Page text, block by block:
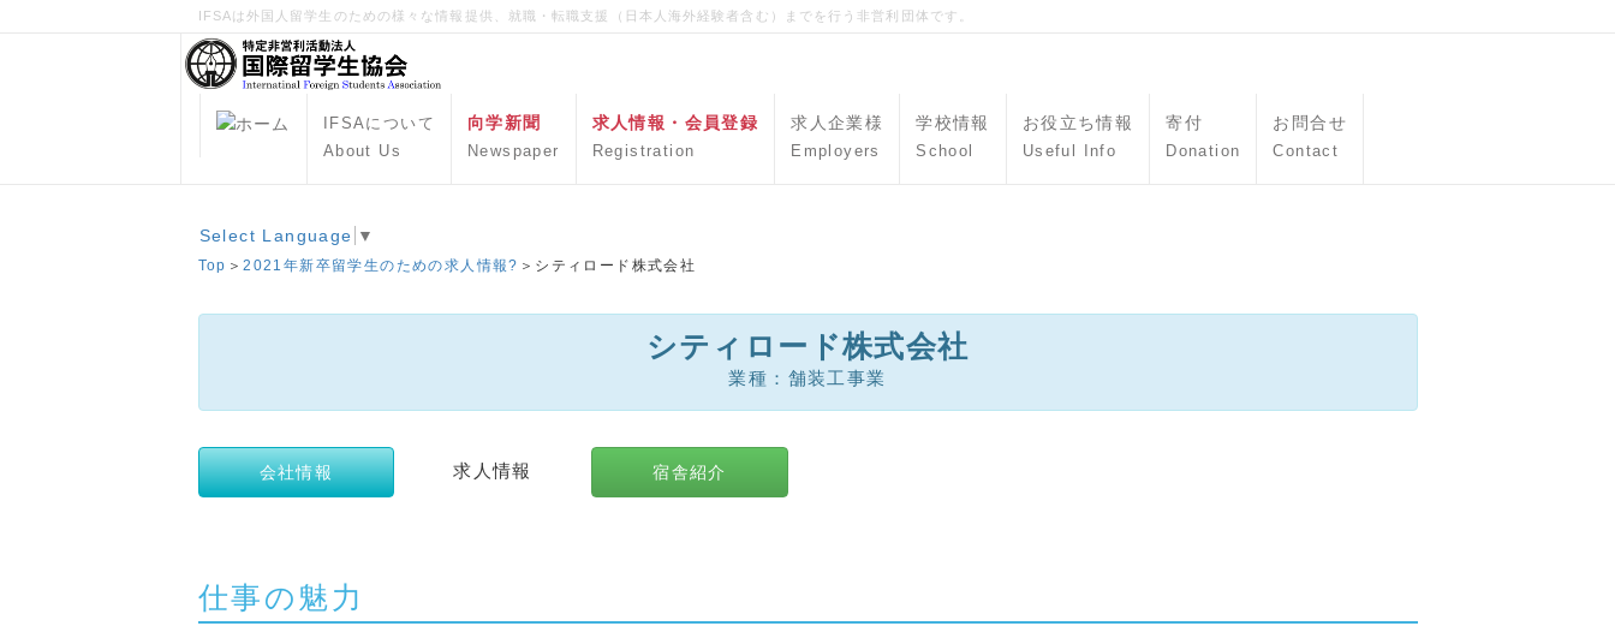
IFSAは外国人留学生のための様々な情報提供、就職・転職支援（日本人海外経験者含む）までを行う非営利団体です。
IFSAについて
About Us
向学新聞
Newspaper
求人情報・会員登録
Registration
求人企業様
Employers
学校情報
School
お役立ち情報
Useful Info
寄付
Donation
お問合せ
Contact
Select Language ▼
Top ＞2021年新卒留学生のための求人情報? ＞シティロード株式会社
シティロード株式会社
業種：舗装工事業
会社情報 求人情報 宿舎紹介
仕事の魅力